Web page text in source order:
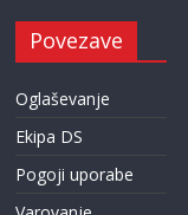
Povezave
Oglaševanje
Ekipa DS
Pogoji uporabe